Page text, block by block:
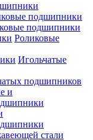
подшипники
подшипники
Роликовые
Игольчатые
подшипников